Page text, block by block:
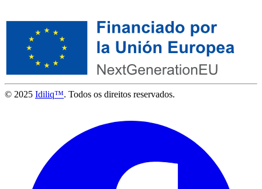
© 2025 Idiliq™. Todos os direitos reservados.